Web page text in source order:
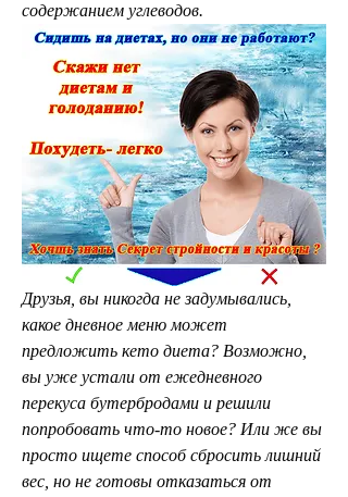
содержанием углеводов.
Друзья, вы никогда не задумывались,
какое дневное меню может
предложить кето диета? Возможно,
вы уже устали от ежедневного
перекуса бутербродами и решили
попробовать что-то новое? Или же вы
просто ищете способ сбросить лишний
вес, но не готовы отказаться от